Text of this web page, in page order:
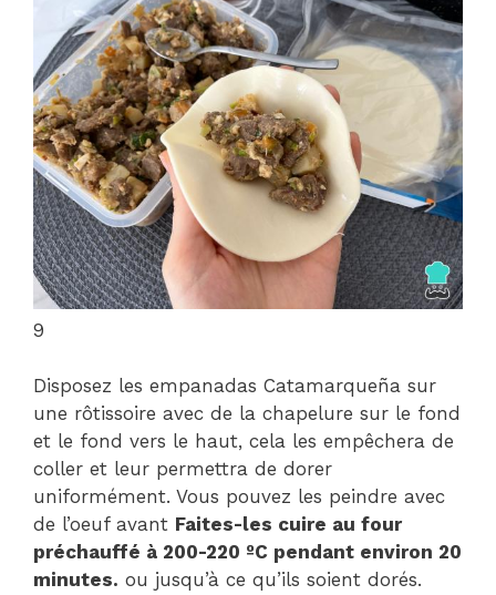
9
Disposez les empanadas Catamarqueña sur
une rôtissoire avec de la chapelure sur le fond
et le fond vers le haut, cela les empêchera de
coller et leur permettra de dorer
uniformément. Vous pouvez les peindre avec
de l’oeuf avant Faites-les cuire au four
préchauffé à 200-220 ºC pendant environ 20
minutes. ou jusqu’à ce qu’ils soient dorés.